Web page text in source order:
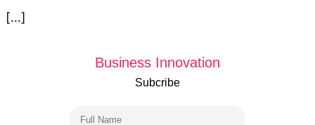
[…]
Business Innovation
Subcribe